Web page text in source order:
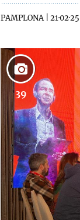
PAMPLONA| 21·02·25
39